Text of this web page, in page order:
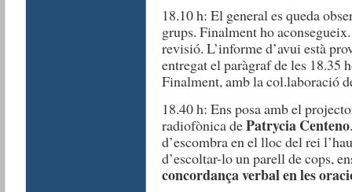
18.10 h: El general es queda
grups. Finalment ho
revisió. L’informe d’avui està
entregat el paràgraf de les 18.35
Finalment, amb la col.laboració
18.40 h: Ens posa amb el
radiofònica dePatrycia Centeno
d’escombra en el lloc del rei
d’escoltar-lo un parell de cops,
concordança verbal en les